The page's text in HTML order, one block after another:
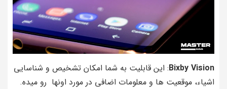
Bixby Vision: این قابلیت به شما امکان تشخیص و شناسایی
اشیاء، موقعیت‌ ها و معلومات اضافی در مورد اونها رو میده.